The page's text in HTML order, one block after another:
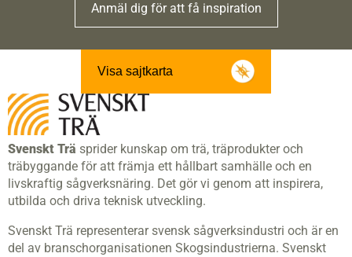
Anmäl dig för att få inspiration
Visa sajtkarta
Svenskt Trä sprider kunskap om trä, träprodukter och
träbyggande för att främja ett hållbart samhälle och en
livskraftig sågverksnäring. Det gör vi genom att inspirera,
utbilda och driva teknisk utveckling.
Svenskt Trä representerar svensk sågverksindustri och är en
del av branschorganisationen Skogsindustrierna. Svenskt